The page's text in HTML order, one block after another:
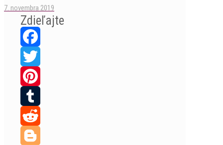
7. novembra 2019
Zdieľajte
Facebook
Twitter
Pinterest
Tumblr
Reddit